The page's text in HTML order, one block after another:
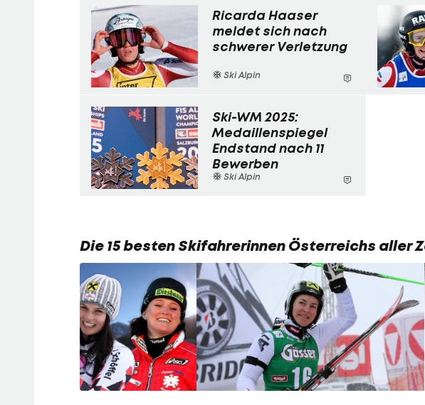
Ricarda Haaser
meldet sich nach
schwerer Verletzung
Ski Alpin
Ski-WM 2025:
Medaillenspiegel
Endstand nach 11
Bewerben
Ski Alpin
Die 15 besten Skifahrerinnen Österreichs aller